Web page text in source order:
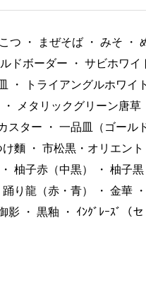
つ ・ まぜそば ・ みそ ・
ドボーダー ・ サビホワイ
・ トライアングルホワイト
・ メタリックグリーン唐草
スター ・ 一品皿（ゴール
け麵 ・ 市松黒・オリエント
・ 柚子赤（中黒） ・ 柚子黒
踊り龍（赤・青） ・ 金華 ・
影 ・ 黒釉 ・ ｲﾝｸﾞﾚｰｽﾞ（